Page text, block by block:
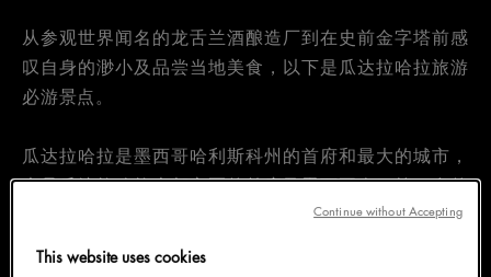
从参观世界闻名的龙舌兰酒酿造厂到在史前金字塔前感
叹自身的渺小及品尝当地美食，以下是瓜达拉哈拉旅游
必游景点。
瓜达拉哈拉是墨西哥哈利斯科州的首府和最大的城市，
也是瓜达拉哈拉大都市区的首府及墨西哥人口第二多的
This website uses cookies
Continue without Accepting